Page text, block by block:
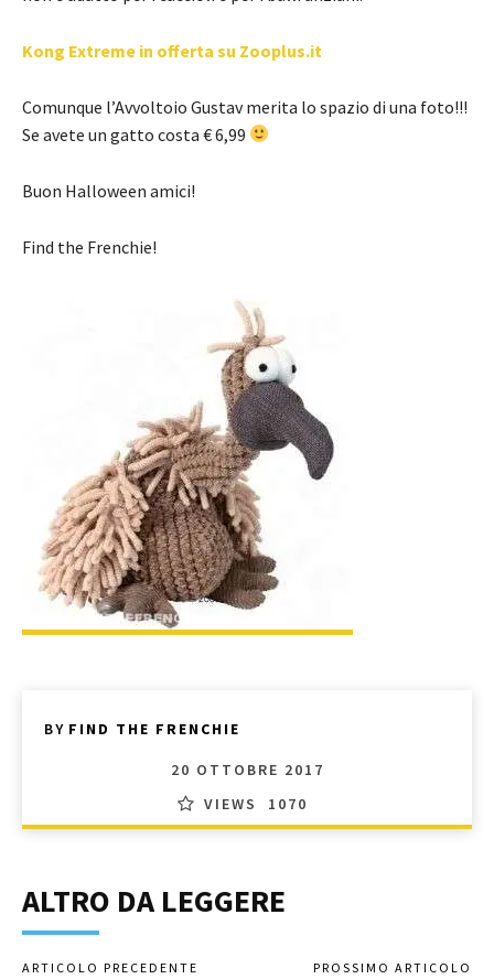
Kong Extreme in offerta su Zooplus.it
Comunque l’Avvoltoio Gustav merita lo spazio di una foto!!!
Se avete un gatto costa € 6,99
Buon Halloween amici!
Find the Frenchie!
BY FIND THE FRENCHIE
20 OTTOBRE 2017
VIEWS
1070
ALTRO DA LEGGERE
ARTICOLO PRECEDENTE PROSSIMO ARTICOLO